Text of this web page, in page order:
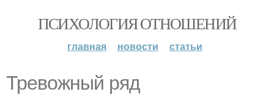
ПСИХОЛОГИЯ ОТНОШЕНИЙ
главная новости статьи
Тревожный ряд